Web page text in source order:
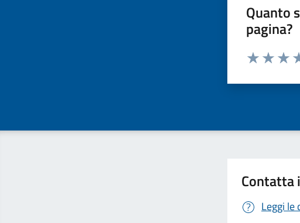
Quanto
pagina?
Valuta da 1 a 5
Contatta
Leggi